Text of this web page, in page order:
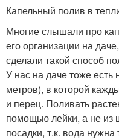
Капельный полив в
Многие слышали про
его организации на
сделали такой способ
У нас на даче тоже
метров), в которой
и перец. Поливать
помощью лейки, а не из
посадки, т.к. вода